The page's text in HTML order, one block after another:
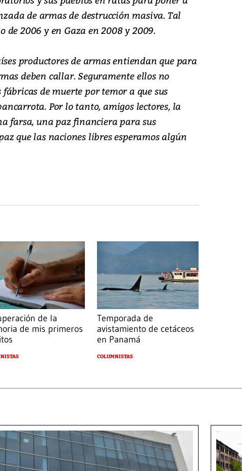
de armas de destrucción masiva. Tal
2006 y en Gaza en 2008 y 2009.
productores de armas entiendan que para
deben callar. Seguramente ellos no
de muerte por temor a que sus
Por lo tanto, amigos lectores, la
farsa, una paz financiera para sus
que las naciones libres esperamos algún
de la
de mis primeros
Temporada de
avistamiento de cetáceos
en Panamá
COLUMNISTAS